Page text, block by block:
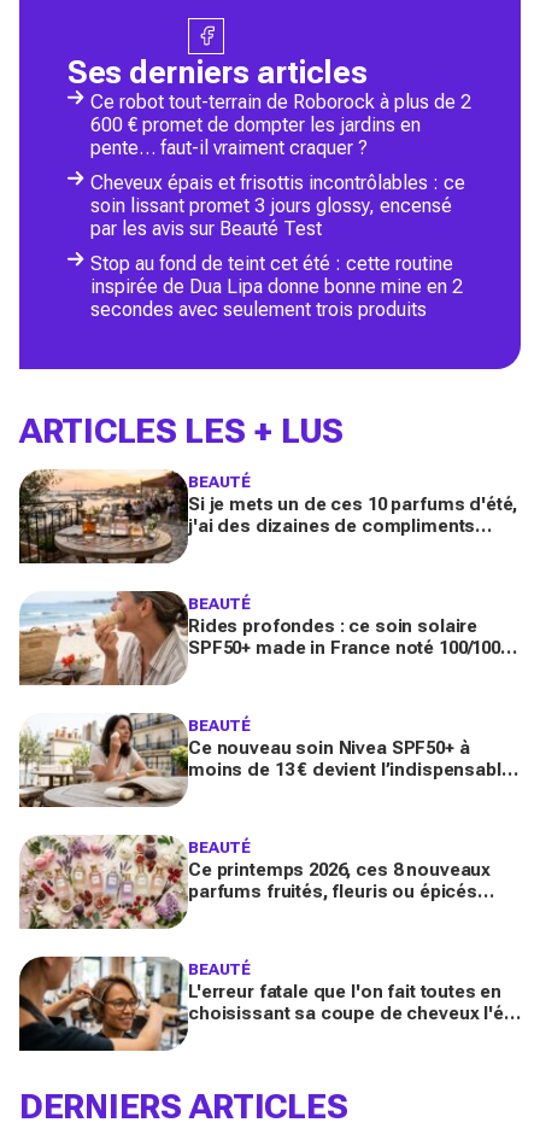
Ses derniers articles
Ce robot tout-terrain de Roborock à plus de 2
600 € promet de dompter les jardins en
pente… faut-il vraiment craquer ?
Cheveux épais et frisottis incontrôlables : ce
soin lissant promet 3 jours glossy, encensé
par les avis sur Beauté Test
Stop au fond de teint cet été : cette routine
inspirée de Dua Lipa donne bonne mine en 2
secondes avec seulement trois produits
ARTICLES LES + LUS
BEAUTÉ
Si je mets un de ces 10 parfums d'été,
j'ai des dizaines de compliments
BEAUTÉ
Rides profondes : ce soin solaire
SPF50+ made in France noté 100/100
BEAUTÉ
Ce nouveau soin Nivea SPF50+ à
moins de 13 € devient l’indispensable
BEAUTÉ
Ce printemps 2026, ces 8 nouveaux
parfums fruités, fleuris ou épicés
BEAUTÉ
L'erreur fatale que l'on fait toutes en
choisissant sa coupe de cheveux l'été
DERNIERS ARTICLES